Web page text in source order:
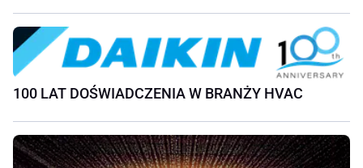
100 LAT DOŚWIADCZENIA W BRANŻY HVAC